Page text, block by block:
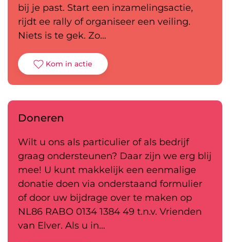
bij je past. Start een inzamelingsactie,
rijdt ee rally of organiseer een veiling.
Niets is te gek. Zo…
Kom in actie
Doneren
Wilt u ons als particulier of als bedrijf
graag ondersteunen? Daar zijn we erg blij
mee! U kunt makkelijk een eenmalige
donatie doen via onderstaand formulier
of door uw bijdrage over te maken op
NL86 RABO 0134 1384 49 t.n.v. Vrienden
van Elver. Als u in…